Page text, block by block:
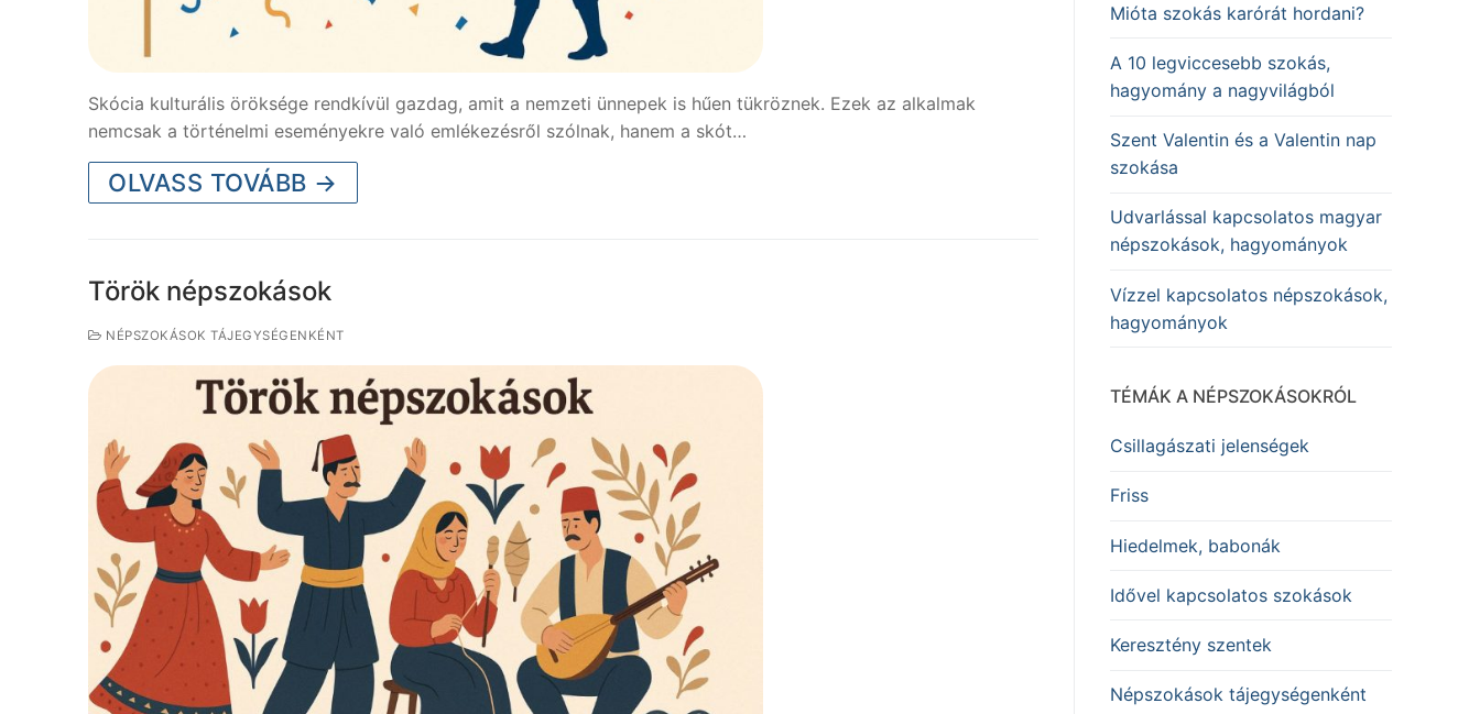
Skócia kulturális öröksége rendkívül gazdag, amit a nemzeti ünnepek is hűen tükröznek. Ezek az alkalmak
nemcsak a történelmi eseményekre való emlékezésről szólnak, hanem a skót…
OLVASS TOVÁBB →
Török népszokások
NÉPSZOKÁSOK TÁJEGYSÉGENKÉNT
Mióta szokás karórát hordani?
A 10 legviccesebb szokás,
hagyomány a nagyvilágból
Szent Valentin és a Valentin nap
szokása
Udvarlással kapcsolatos magyar
népszokások, hagyományok
Vízzel kapcsolatos népszokások,
hagyományok
TÉMÁK A NÉPSZOKÁSOKRÓL
Csillagászati jelenségek
Friss
Hiedelmek, babonák
Idővel kapcsolatos szokások
Keresztény szentek
Népszokások tájegységenként